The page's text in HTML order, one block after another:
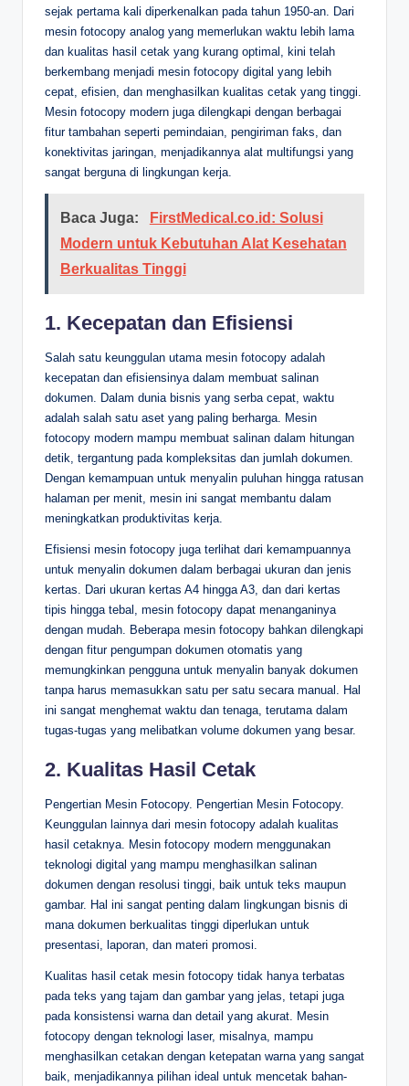
sejak pertama kali diperkenalkan pada tahun 1950-an. Dari
mesin fotocopy analog yang memerlukan waktu lebih lama
dan kualitas hasil cetak yang kurang optimal, kini telah
berkembang menjadi mesin fotocopy digital yang lebih
cepat, efisien, dan menghasilkan kualitas cetak yang tinggi.
Mesin fotocopy modern juga dilengkapi dengan berbagai
fitur tambahan seperti pemindaian, pengiriman faks, dan
konektivitas jaringan, menjadikannya alat multifungsi yang
sangat berguna di lingkungan kerja.
Baca Juga:
FirstMedical.co.id: Solusi
Modern untuk Kebutuhan Alat Kesehatan
Berkualitas Tinggi
1. Kecepatan dan Efisiensi
Salah satu keunggulan utama mesin fotocopy adalah
kecepatan dan efisiensinya dalam membuat salinan
dokumen. Dalam dunia bisnis yang serba cepat, waktu
adalah salah satu aset yang paling berharga. Mesin
fotocopy modern mampu membuat salinan dalam hitungan
detik, tergantung pada kompleksitas dan jumlah dokumen.
Dengan kemampuan untuk menyalin puluhan hingga ratusan
halaman per menit, mesin ini sangat membantu dalam
meningkatkan produktivitas kerja.
Efisiensi mesin fotocopy juga terlihat dari kemampuannya
untuk menyalin dokumen dalam berbagai ukuran dan jenis
kertas. Dari ukuran kertas A4 hingga A3, dan dari kertas
tipis hingga tebal, mesin fotocopy dapat menanganinya
dengan mudah. Beberapa mesin fotocopy bahkan dilengkapi
dengan fitur pengumpan dokumen otomatis yang
memungkinkan pengguna untuk menyalin banyak dokumen
tanpa harus memasukkan satu per satu secara manual. Hal
ini sangat menghemat waktu dan tenaga, terutama dalam
tugas-tugas yang melibatkan volume dokumen yang besar.
2. Kualitas Hasil Cetak
Pengertian Mesin Fotocopy. Pengertian Mesin Fotocopy.
Keunggulan lainnya dari mesin fotocopy adalah kualitas
hasil cetaknya. Mesin fotocopy modern menggunakan
teknologi digital yang mampu menghasilkan salinan
dokumen dengan resolusi tinggi, baik untuk teks maupun
gambar. Hal ini sangat penting dalam lingkungan bisnis di
mana dokumen berkualitas tinggi diperlukan untuk
presentasi, laporan, dan materi promosi.
Kualitas hasil cetak mesin fotocopy tidak hanya terbatas
pada teks yang tajam dan gambar yang jelas, tetapi juga
pada konsistensi warna dan detail yang akurat. Mesin
fotocopy dengan teknologi laser, misalnya, mampu
menghasilkan cetakan dengan ketepatan warna yang sangat
baik, menjadikannya pilihan ideal untuk mencetak bahan-